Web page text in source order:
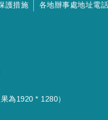
護措施
各地辦事處地址電話
為1920 * 1280）